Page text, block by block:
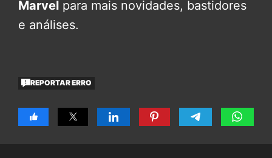
Marvel para mais novidades, bastidores
e análises.
REPORTAR ERRO